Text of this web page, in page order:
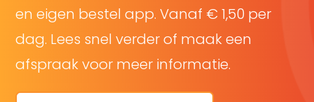
en eigen bestel app. Vanaf € 1,50 per
dag. Lees snel verder of maak een
afspraak voor meer informatie.